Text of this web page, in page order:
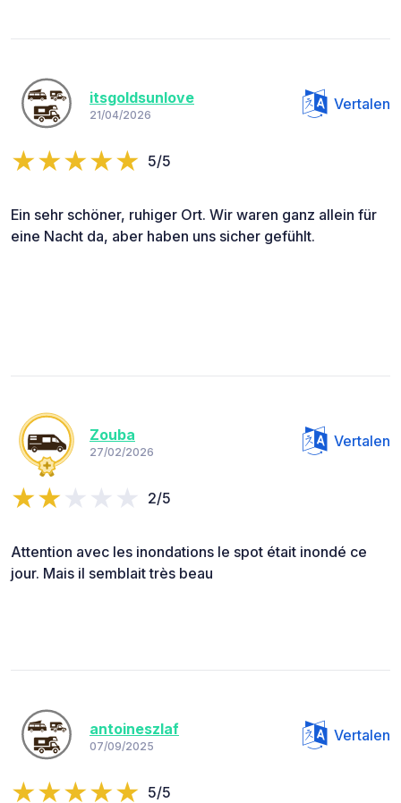
itsgoldsunlove
21/04/2026
Vertalen
5/5
Ein sehr schöner, ruhiger Ort. Wir waren ganz allein für
eine Nacht da, aber haben uns sicher gefühlt.
Zouba
27/02/2026
Vertalen
2/5
Attention avec les inondations le spot était inondé ce
jour. Mais il semblait très beau
antoineszlaf
07/09/2025
Vertalen
5/5